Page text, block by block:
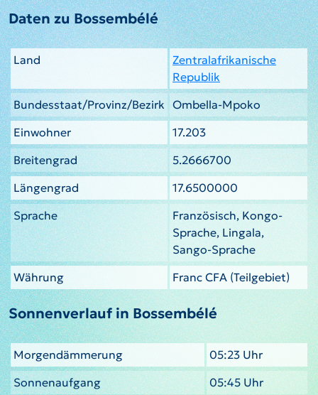
Daten zu Bossembélé
Land
Zentralafrikanische
Republik
Bundesstaat/Provinz/Bezirk Ombella-Mpoko
Einwohner
17.203
Breitengrad
5.2666700
Längengrad
17.6500000
Sprache
Französisch, Kongo-
Sprache, Lingala,
Sango-Sprache
Währung
Franc CFA (Teilgebiet)
Sonnenverlauf in Bossembélé
Morgendämmerung
05:23 Uhr
Sonnenaufgang
05:45 Uhr